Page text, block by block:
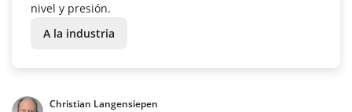
nivel y presión.
A la industria
Christian Langensiepen